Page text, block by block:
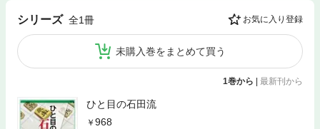
シリーズ 全1冊 お気に入り登録
未購入巻をまとめて買う
1巻から 最新刊から
ひと目の石田流
968